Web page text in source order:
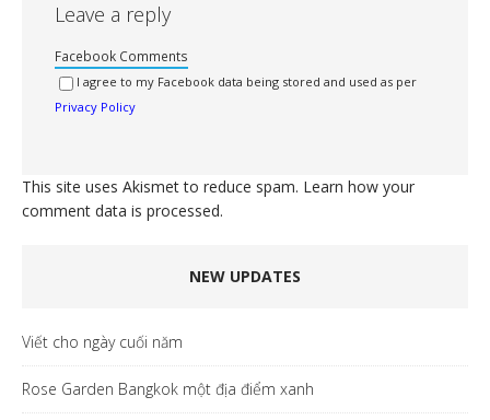
Leave a reply
Facebook Comments
I agree to my Facebook data being stored and used as per
Privacy Policy
This site uses Akismet to reduce spam. Learn how your
comment data is processed.
NEW UPDATES
Viết cho ngày cuối năm
Rose Garden Bangkok một địa điểm xanh